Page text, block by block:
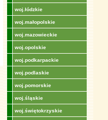
woj.łódzkie
woj.małopolskie
woj.mazowieckie
woj.opolskie
woj.podkarpackie
woj.podlaskie
woj.pomorskie
woj.śląskie
woj.świętokrzyskie